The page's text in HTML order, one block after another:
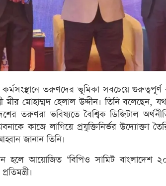
কর্মসংস্থানে তরুণদের ভূমিকা সবচেয়ে
মীর মোহাম্মদ হেলাল উদ্দীন। তিনি বলেছেন,
তরুণরা ভবিষ্যতে বৈশ্বিক ডিজিটাল
কাজে লাগিয়ে প্রযুক্তিনির্ভর উদ্যোক্তা
জানান তিনি।
হলে আয়োজিত ‘বিপিও সামিট বাংলাদেশ